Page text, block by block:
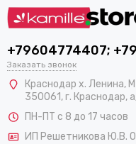
+79604774407;
Заказать звонок
Краснодар х. Ленина,
350061, г. Краснодар,
ПН-ПТ с 8 до 17 часов
ИП Решетникова Ю.В.